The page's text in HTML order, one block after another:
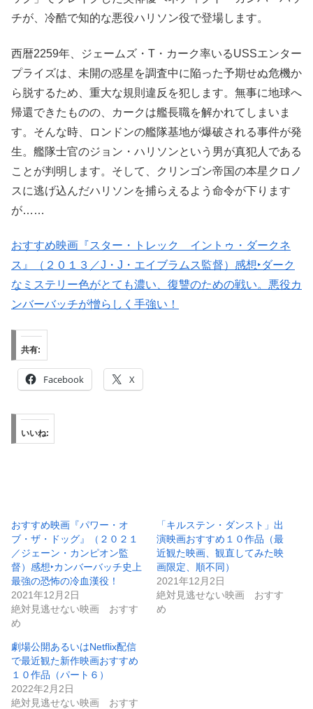
チが、冷酷で知的な悪役ハリソン役で登場します。
西暦2259年、ジェームズ・T・カーク率いるUSSエンター
プライズは、未開の惑星を調査中に陥った予期せぬ危機か
ら脱するため、重大な規則違反を犯します。無事に地球へ
帰還できたものの、カークは艦長職を解かれてしまいま
す。そんな時、ロンドンの艦隊基地が爆破される事件が発
生。艦隊士官のジョン・ハリソンという男が真犯人である
ことが判明します。そして、クリンゴン帝国の本星クロノ
スに逃げ込んだハリソンを捕らえるよう命令が下ります
が……
おすすめ映画『スター・トレック イントゥ・ダークネ
ス』（２０１３／J・J・エイブラムス監督）感想‣ダーク
なミステリー色がとても濃い、復讐のための戦い。悪役カ
ンバーバッチが憎らしく手強い！
共有:
Facebook X
いいね:
おすすめ映画『パワー・オ
ブ・ザ・ドッグ』（２０２１
／ジェーン・カンピオン監
督）感想‣カンバーバッチ史上
最強の恐怖の冷血漢役！
2021年12月2日
絶対見逃せない映画 おすす
め
「キルステン・ダンスト」出
演映画おすすめ１０作品（最
近観た映画、観直してみた映
画限定、順不同）
2021年12月2日
絶対見逃せない映画 おすす
め
劇場公開あるいはNetflix配信
で最近観た新作映画おすすめ
１０作品（パート６）
2022年2月2日
絶対見逃せない映画 おすす